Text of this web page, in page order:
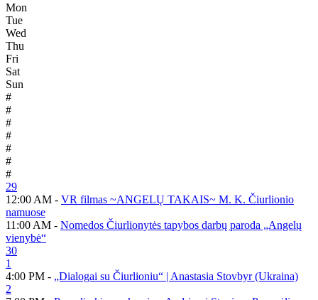
Mon
Tue
Wed
Thu
Fri
Sat
Sun
#
#
#
#
#
#
#
29
12:00 AM - VR filmas ~ANGELŲ TAKAIS~ M. K. Čiurlionio
namuose
11:00 AM - Nomedos Čiurlionytės tapybos darbų paroda „Angelų
vienybė“
30
1
4:00 PM - „Dialogai su Čiurlioniu“ | Anastasia Stovbyr (Ukraina)
2